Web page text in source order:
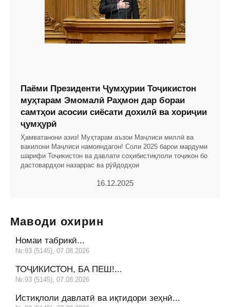
Паёми Президенти Ҷумҳурии Тоҷикистон
муҳтарам Эмомалӣ Раҳмон дар бораи
самтҳои асосии сиёсати дохилӣ ва хориҷии
ҷумҳурӣ
Ҳамватанони азиз! Муҳтарам аъзои Маҷлиси миллӣ ва
вакилони Маҷлиси намояндагон! Соли 2025 барои мардуми
шарифи Тоҷикистон ва давлати соҳибистиқлоли тоҷикон бо
дастовардҳои назаррас ва рӯйдодҳои
16.12.2025
Маводи охирин
Номаи табрикӣ...
№:93 (5145), 07.08.2026
ТОҶИКИСТОН, БА ПЕШ!...
№:93 (5145), 07.08.2026
Истиқлоли давлатӣ ва иқтидори зеҳнӣ...